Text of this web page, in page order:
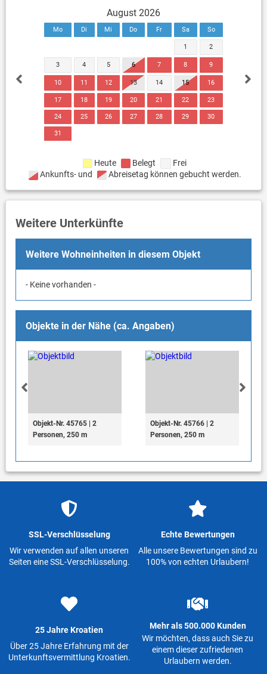
August 2026
Mo Di Mi Do Fr Sa So
1 2
3 4 5 6 7 8 9
10 11 12 13 14 15 16
17 18 19 20 21 22 23
24 25 26 27 28 29 30
31
Heute Belegt
Frei
Ankunfts- und
Abreisetag können gebucht werden.
Weitere Unterkünfte
Weitere Wohneinheiten in diesem Objekt
- Keine vorhanden -
Objekte in der Nähe (ca. Angaben)
Objekt-Nr. 45765 | 2
Personen, 250 m
Objekt-Nr. 45766 | 2
Personen, 250 m
SSL-Verschlüsselung
Wir verwenden auf allen unseren
Seiten eine SSL-Verschlüsselung.
Echte Bewertungen
Alle unsere Bewertungen sind zu
100% von echten Urlaubern!
25 Jahre Kroatien
Über 25 Jahre Erfahrung mit der
Unterkunftsvermittlung Kroatien.
Mehr als 500.000 Kunden
Wir möchten, dass auch Sie zu
einem dieser zufriedenen
Urlaubern werden.